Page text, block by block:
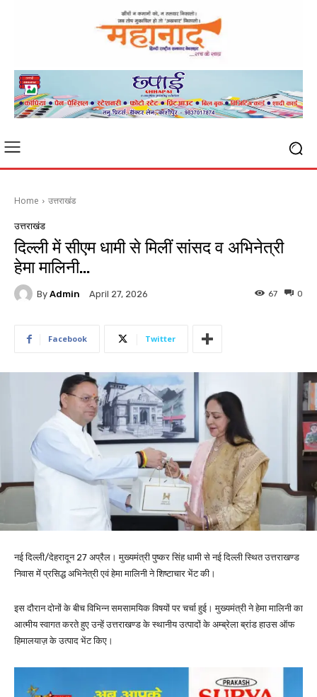
Home उत्तराखंड
उत्तराखंड
दिल्ली में सीएम धामी से मिलीं सांसद व अभिनेत्री
हेमा मालिनी…
By Admin April 27, 2026 0
67
Facebook Twitter
नई दिल्ली/देहरादून 27 अप्रैल। मुख्यमंत्री पुष्कर सिंह धामी से नई दिल्ली स्थित उत्तराखण्ड
निवास में प्रसिद्ध अभिनेत्री एवं हेमा मालिनी ने शिष्टाचार भेंट की।
इस दौरान दोनों के बीच विभिन्न समसामयिक विषयों पर चर्चा हुई। मुख्यमंत्री ने हेमा मालिनी का
आत्मीय स्वागत करते हुए उन्हें उत्तराखण्ड के स्थानीय उत्पादों के अम्ब्रेला ब्रांड हाउस ऑफ
हिमालयाज़ के उत्पाद भेंट किए।